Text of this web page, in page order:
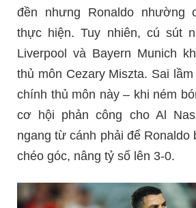
đền nhưng Ronaldo nhường
thực hiện. Tuy nhiên, cú sút
Liverpool và Bayern Munich
thủ môn Cezary Miszta. Sai
chính thủ môn này – khi ném
cơ hội phản công cho Al
ngang từ cánh phải để Ronaldo
chéo góc, nâng tỷ số lên 3-0.